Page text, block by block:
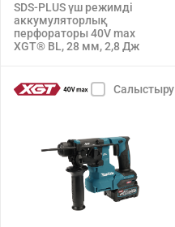
SDS-PLUS үш режимді
аккумуляторлық
перфораторы 40V max
XGT® BL, 28 мм, 2,8 Дж
Салыстыру